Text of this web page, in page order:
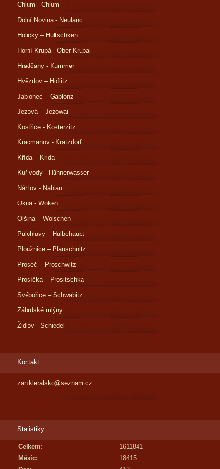
Chlum - Chlum
Dolní Novina - Neuland
Holičky – Hultschken
Horní Krupá - Ober Krupai
Hradčany - Kummer
Hvězdov – Höflitz
Jablonec – Gablonz
Jezová – Jezowai
Kostřice - Kosterzitz
Kracmanov - Kratzdorf
Křída – Kridai
Kuřívody - Hühnerwasser
Náhlov - Nahlau
Okna - Woken
Olšina – Wolschen
Palohlavy – Halbehaupt
Ploužnice – Plauschnitz
Proseč – Proschwitz
Prosíčka – Prositschka
Svébořice – Schwabitz
Zábrdské mlýny
Židlov - Schiedel
Kontakt
zanikleralsko@seznam.cz
Statistiky
Celkem:
1611841
Měsíc:
18415